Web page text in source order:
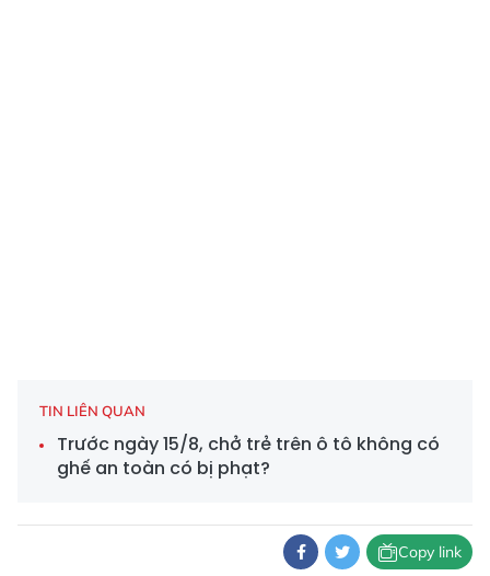
TIN LIÊN QUAN
Trước ngày 15/8, chở trẻ trên ô tô không có
ghế an toàn có bị phạt?
Copy link